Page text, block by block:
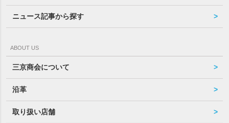
ニュース記事から探す
ABOUT US
三京商会について
沿革
取り扱い店舗